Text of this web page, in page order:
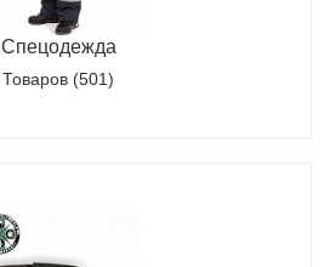
Спецодежда
Товаров (501)